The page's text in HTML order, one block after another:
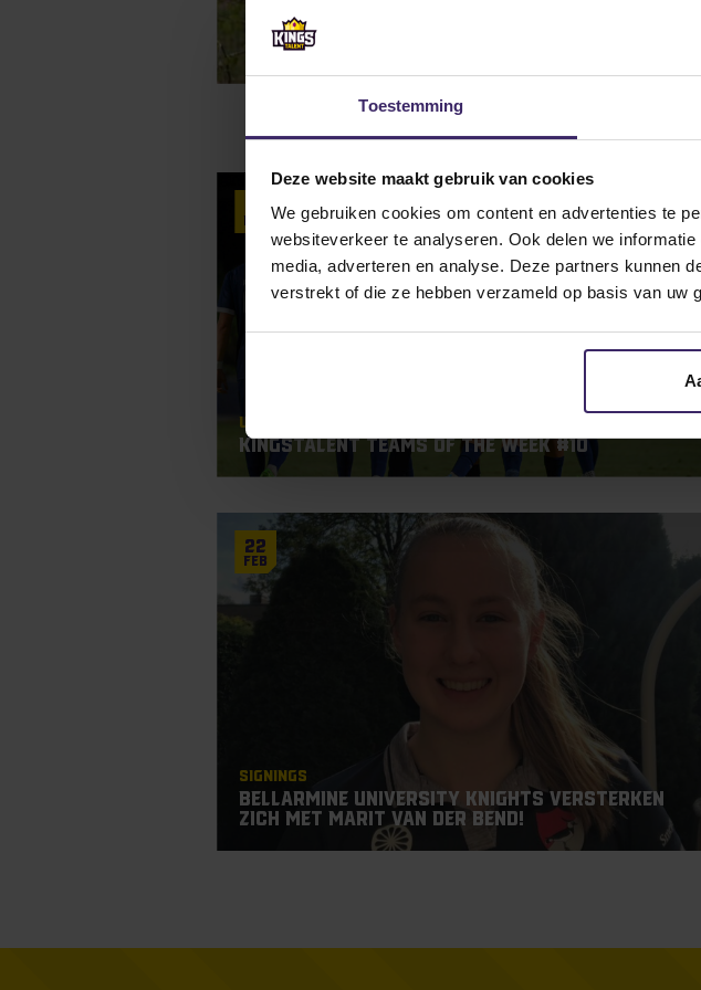
Toestemming
Deze website maakt gebruik van cookies
We gebruiken cookies om content en advertenties te
websiteverkeer te analyseren. Ook delen we
media, adverteren en analyse. Deze partners kunnen
verstrekt of die ze hebben verzameld op basis van uw
Nov
Updates
KingsTalent Teams of the Week #10
22
Feb
Signings
Bellarmine University Knights versterken
zich met Marit van der Bend!